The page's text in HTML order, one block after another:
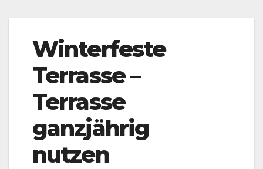
Winterfeste
Terrasse –
Terrasse
ganzjährig
nutzen